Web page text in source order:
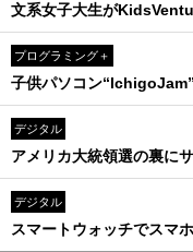
文系女子大生が
プログラミング＋
子供パソコン
デジタル
アメリカ大統領選の裏に
デジタル
スマートウォッチでスマ